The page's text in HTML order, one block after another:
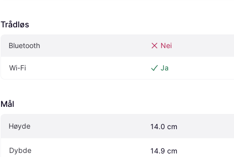
Trådløs
Bluetooth Nei
Wi-Fi Ja
Mål
Høyde 14.0 cm
Dybde 14.9 cm